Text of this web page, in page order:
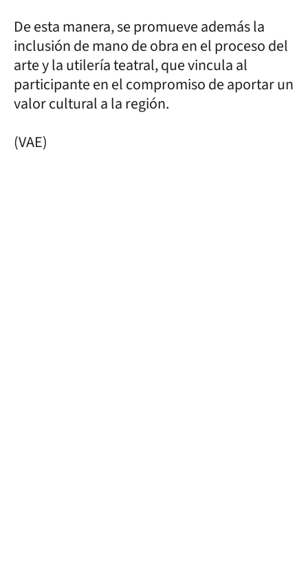
De esta manera, se promueve además la
inclusión de mano de obra en el proceso del
arte y la utilería teatral, que vincula al
participante en el compromiso de aportar un
valor cultural a la región.
(VAE)